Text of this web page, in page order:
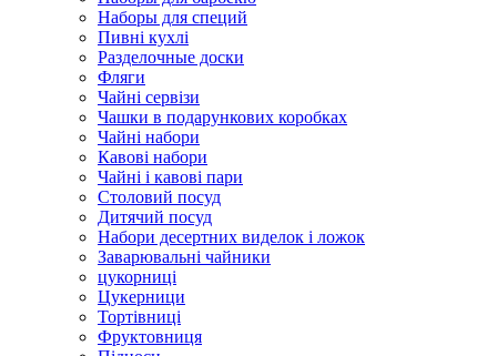
Наборы для специй
Пивні кухлі
Разделочные доски
Фляги
Чайні сервізи
Чашки в подарункових коробках
Чайні набори
Кавові набори
Чайні і кавові пари
Столовий посуд
Дитячий посуд
Набори десертних виделок і ложок
Заварювальні чайники
цукорниці
Цукерници
Тортівниці
Фруктовниця